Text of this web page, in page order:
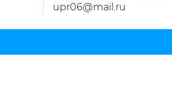
upr06@mail.ru